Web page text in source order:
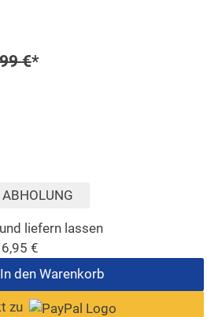
Preis
€*
ABHOLUNG
liefern lassen
6,95 €
In den Warenkorb
zu